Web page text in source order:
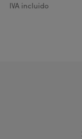
IVA incluido